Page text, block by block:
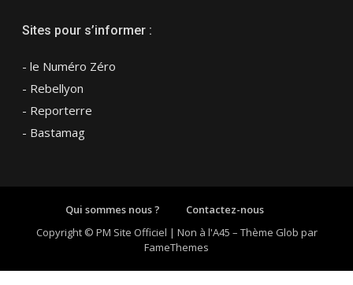
Sites pour s’informer :
- le Numéro Zéro
- Rebellyon
- Reporterre
- Bastamag
Qui sommes nous ?
Contactez-nous
Copyright © PM Site Officiel | Non à l'A45 – Thème Glob par
FameThemes